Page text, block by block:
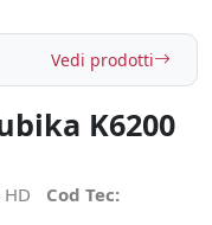
Vedi prodotti
K6200
HD
Cod Tec: